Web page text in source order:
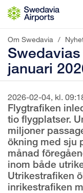
Gå till innehåll
Om Swedavia /
januari
2026-02-04, kl.
Flygtrafiken
tio flygplatser.
miljoner
ökning med sju
månad
inom både
Utrikestrafiken
inrikestrafiken